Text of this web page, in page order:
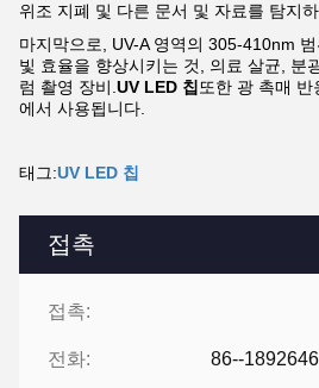
접촉
접촉:
전화: 86--
위조 지폐 및 다른 문서 및 자료를 탐지
마지막으로, UV-A 영역의 305-410nm
빛 효율을 향상시키는 것, 의료 살균, 분
럼 촬영 장비. UV LED 칩 또한 광 촉매
에서 사용됩니다.
태그:UV LED 칩